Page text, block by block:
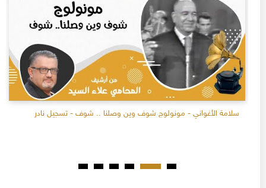
سلامة الأغواني - مونولوج شوف وين وصلنا .. شوف - تسجيل نادر